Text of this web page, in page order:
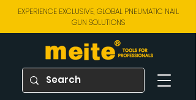
EXPERIENCE EXCLUSIVE, GLOBAL PNEUMATIC NAIL
GUN SOLUTIONS